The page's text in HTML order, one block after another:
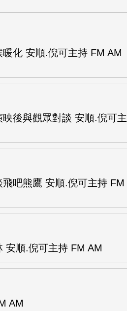
化 安順.倪可主持 FM AM
後與觀眾對談 安順.倪可主
吧熊鷹 安順.倪可主持 FM
安順.倪可主持 FM AM
AM